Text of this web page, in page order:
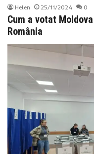
Helen 25/11/2024 0
Cum a votat
România